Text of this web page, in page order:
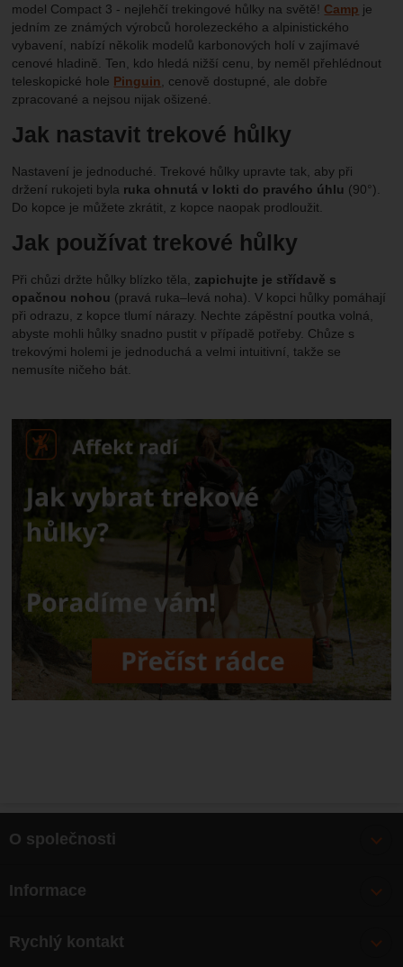
model Compact 3 - nejlehčí trekingové hůlky na světě! Camp je
jedním ze známých výrobců horolezeckého a alpinistického
vybavení, nabízí několik modelů karbonových holí v zajímavé
cenové hladině. Ten, kdo hledá nižší cenu, by neměl přehlédnout
teleskopické hole Pinguin, cenově dostupné, ale dobře
zpracované a nejsou nijak ošizené.
Jak nastavit trekové hůlky
Nastavení je jednoduché. Trekové hůlky upravte tak, aby při
držení rukojeti byla ruka ohnutá v lokti do pravého úhlu (90°).
Do kopce je můžete zkrátit, z kopce naopak prodloužit.
Jak používat trekové hůlky
Při chůzi držte hůlky blízko těla, zapichujte je střídavě s
opačnou nohou (pravá ruka–levá noha). V kopci hůlky pomáhají
při odrazu, z kopce tlumí nárazy. Nechte zápěstní poutka volná,
abyste mohli hůlky snadno pustit v případě potřeby. Chůze s
trekovými holemi je jednoduchá a velmi intuitivní, takže se
nemusíte ničeho bát.
O společnosti
O nás
Mapa webu
Rychlý kontakt
Informace
Výměna, vrácení zboží